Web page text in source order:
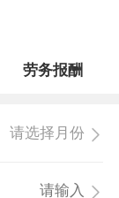
劳务报酬
请选择月份